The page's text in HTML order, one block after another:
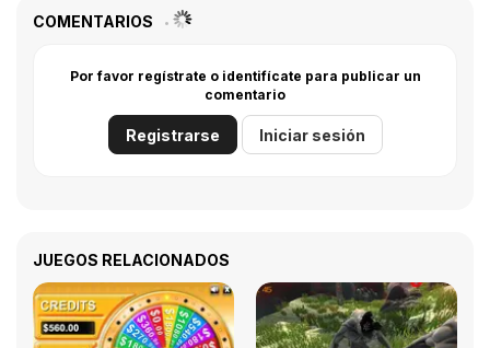
COMENTARIOS
Por favor regístrate o identifícate para publicar un
comentario
Registrarse Iniciar sesión
JUEGOS RELACIONADOS